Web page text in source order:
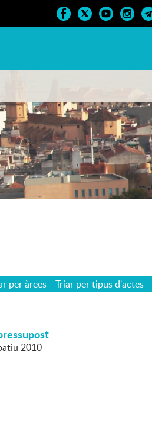
per àrees Triar per tipus d'actes
2010